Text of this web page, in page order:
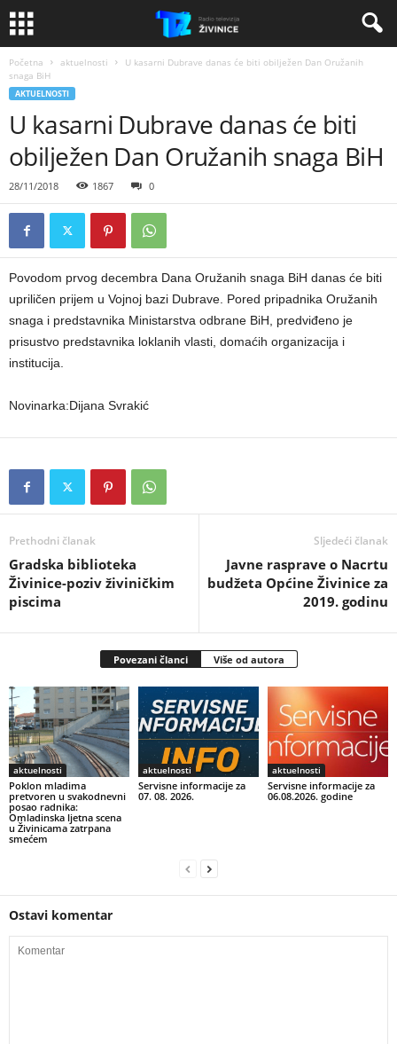
Početna aktuelnosti
U kasarni Dubrave danas će biti obilježen Dan Oružanih
snaga BiH
AKTUELNOSTI
U kasarni Dubrave danas će biti
obilježen Dan Oružanih snaga BiH
28/11/2018 1867 0
Povodom prvog decembra Dana Oružanih snaga BiH danas će biti
upriličen prijem u Vojnoj bazi Dubrave. Pored pripadnika Oružanih
snaga i predstavnika Ministarstva odbrane BiH, predviđeno je
prisustvo predstavnika loklanih vlasti, domaćih organizacija i
institucija.
Novinarka:Dijana Svrakić
Prethodni članak
Gradska biblioteka
Živinice-poziv živiničkim
piscima
Sljedeći članak
Javne rasprave o Nacrtu
budžeta Općine Živinice za
2019. godinu
Povezani članci Više od autora
aktuelnosti
Poklon mladima
pretvoren u svakodnevni
posao radnika:
Omladinska ljetna scena
u Živinicama zatrpana
smećem
aktuelnosti
Servisne informacije za
07. 08. 2026.
aktuelnosti
Servisne informacije za
06.08.2026. godine
Ostavi komentar